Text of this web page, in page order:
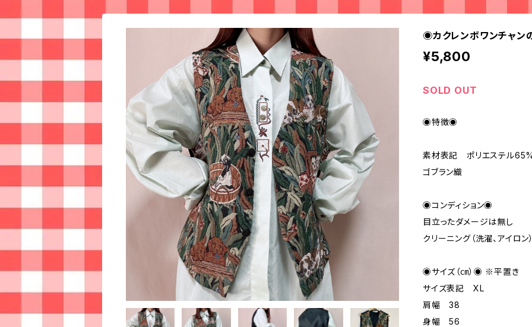
◉カクレンボワンチャン
¥5,800
SOLD OUT
◉特徴◉
素材表記 ポリエステル
ゴブラン織
◉コンディション◉
目立ったダメージは無し
クリーニング（洗濯、アイロン
◉サイズ（㎝）◉ ※平置き
サイズ表記 XL
肩幅 38
身幅 56